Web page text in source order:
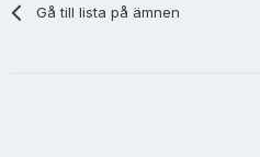
Gå till lista på ämnen